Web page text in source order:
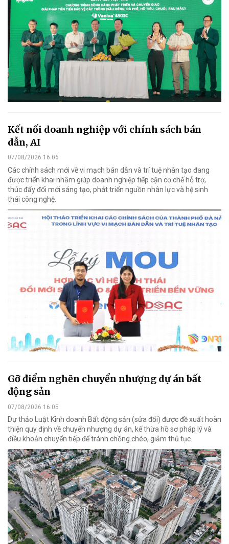
Kết nối doanh nghiệp với chính sách bán
dẫn, AI
07/08/2026 16:06
Các chính sách mới về vi mạch bán dẫn và trí tuệ nhân tạo đang
được triển khai nhằm giúp doanh nghiệp tiếp cận cơ chế hỗ trợ,
thúc đẩy đổi mới sáng tạo, phát triển nguồn nhân lực và hệ sinh
thái công nghệ.
Gỡ điểm nghẽn chuyển nhượng dự án bất
động sản
07/08/2026 16:05
Dự thảo Luật Kinh doanh Bất động sản (sửa đổi) được đề xuất hoàn
thiện quy định về chuyển nhượng dự án, kế thừa hồ sơ pháp lý và
điều khoản chuyển tiếp để tránh chồng chéo, giảm thủ tục.